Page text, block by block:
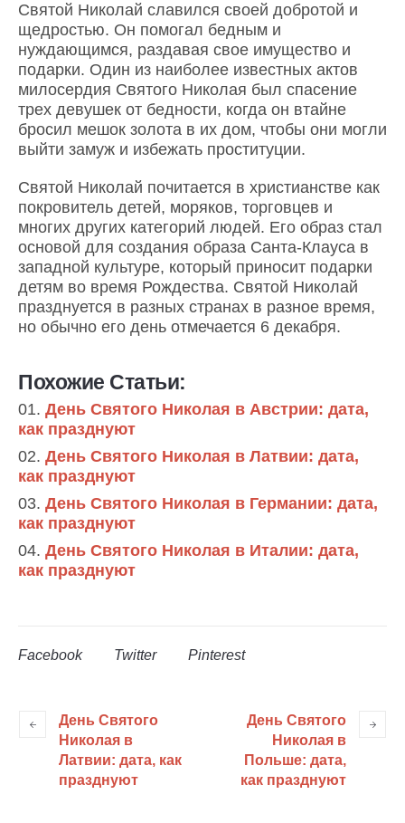
Святой Николай славился своей добротой и
щедростью. Он помогал бедным и
нуждающимся, раздавая свое имущество и
подарки. Один из наиболее известных актов
милосердия Святого Николая был спасение
трех девушек от бедности, когда он втайне
бросил мешок золота в их дом, чтобы они могли
выйти замуж и избежать проституции.
Святой Николай почитается в христианстве как
покровитель детей, моряков, торговцев и
многих других категорий людей. Его образ стал
основой для создания образа Санта-Клауса в
западной культуре, который приносит подарки
детям во время Рождества. Святой Николай
празднуется в разных странах в разное время,
но обычно его день отмечается 6 декабря.
Похожие Статьи:
День Святого Николая в Австрии: дата,
как празднуют
День Святого Николая в Латвии: дата,
как празднуют
День Святого Николая в Германии: дата,
как празднуют
День Святого Николая в Италии: дата,
как празднуют
Facebook Twitter Pinterest
День Святого
Николая в
Латвии: дата, как
празднуют
День Святого
Николая в
Польше: дата,
как празднуют